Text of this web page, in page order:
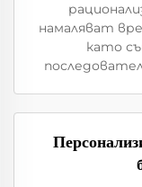
намаляват
като